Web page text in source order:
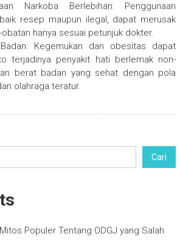
Narkoba Berlebihan: Penggunaan
resep maupun ilegal, dapat merusak
obatan hanya sesuai petunjuk dokter.
Kegemukan dan obesitas dapat
terjadinya penyakit hati berlemak non-
berat badan yang sehat dengan pola
olahraga teratur.
Cari
Populer Tentang ODGJ yang Salah